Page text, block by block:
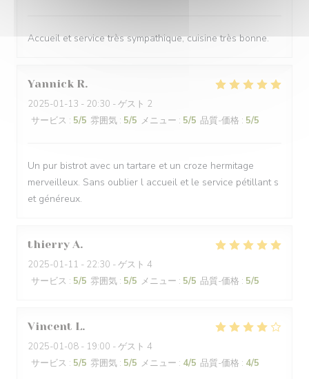
Accueil et service très sympathique, cuisine très bonne.
Yannick R
2025-01-13 - 20:30 - ゲスト 2
サービス : 5/5 雰囲気 : 5/5 メニュー : 5/5 品質-価格 : 5/5
Un pur bistrot avec un tartare et un croze hermitage
merveilleux. Sans oublier l accueil et le service pétillant s
et généreux.
thierry A
2025-01-11 - 22:30 - ゲスト 4
サービス : 5/5 雰囲気 : 5/5 メニュー : 5/5 品質-価格 : 5/5
Vincent L
2025-01-08 - 19:00 - ゲスト 4
サービス : 5/5 雰囲気 : 5/5 メニュー : 4/5 品質-価格 : 4/5